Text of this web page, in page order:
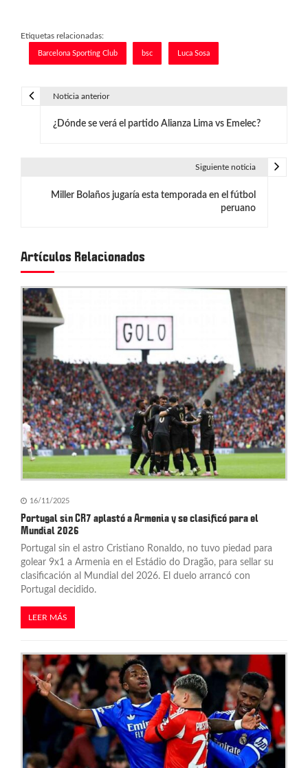
Etiquetas relacionadas:
Barcelona Sporting Club bsc Luca Sosa
c
ó
d
e
e
n
t
r
a
d
a
s
Noticia anterior
¿Dónde se verá el partido Alianza Lima vs Emelec?
Siguiente noticia
Miller Bolaños jugaría esta temporada en el fútbol
peruano
Artículos Relacionados
16/11/2025
Portugal sin CR7 aplastó a Armenia y se clasificó para el
Mundial 2026
Portugal sin el astro Cristiano Ronaldo, no tuvo piedad para
golear 9x1 a Armenia en el Estádio do Dragão, para sellar su
clasificación al Mundial del 2026. El duelo arrancó con
Portugal decidido.
LEER MÁS